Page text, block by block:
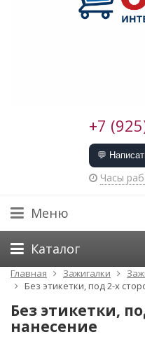
+7
💬
Часы
Меню
Каталог
Главная Зажигалки
Без этикетки, под 2-х
Без этикетки,
нанесение